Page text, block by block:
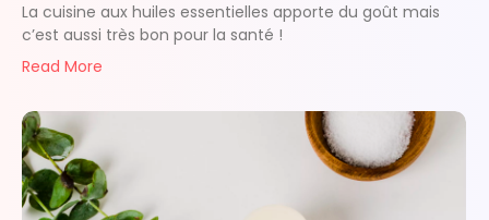
La cuisine aux huiles essentielles apporte du goût mais
c’est aussi très bon pour la santé !
Read More